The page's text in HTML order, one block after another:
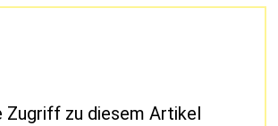
Zugriff zu diesem Artikel